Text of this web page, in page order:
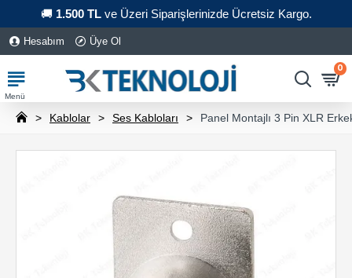
🚚 1.500 TLve Üzeri Siparişlerinizde Ücretsiz Kargo.
Hesabım Üye Ol
0
Kablolar Ses Kabloları Panel Montajlı 3 Pin XLR